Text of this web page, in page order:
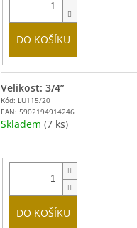
DO KOŠÍKU
Kód: LU115/20
EAN: 5902194914246
Velikost: 3/4”
Skladem (7 ks)
DO KOŠÍKU